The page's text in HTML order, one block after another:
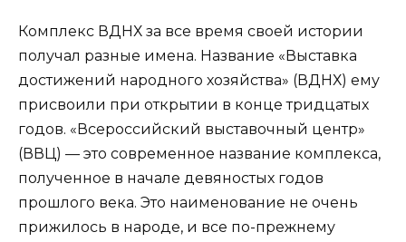
Комплекс ВДНХ за все время своей истории
получал разные имена. Название «Выставка
достижений народного хозяйства» (ВДНХ) ему
присвоили при открытии в конце тридцатых
годов. «Всероссийский выставочный центр»
(ВВЦ) — это современное название комплекса,
полученное в начале девяностых годов
прошлого века. Это наименование не очень
прижилось в народе, и все по-прежнему